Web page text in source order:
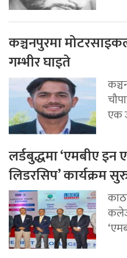
कञ्चनपुरमा
गम्भीर घाइते
एक
लर्डबुद्धमा ‘एमबीए इन
लिडरसिप’ कार्यक्रम